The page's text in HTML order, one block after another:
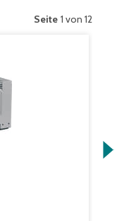
Seite 1 von 12